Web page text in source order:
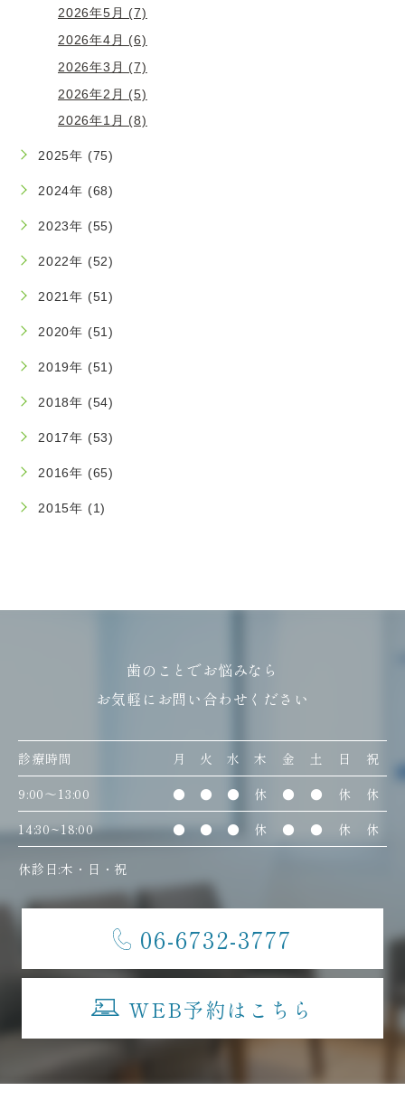
2026年5月 (7)
2026年4月 (6)
2026年3月 (7)
2026年2月 (5)
2026年1月 (8)
2025年 (75)
2024年 (68)
2023年 (55)
2022年 (52)
2021年 (51)
2020年 (51)
2019年 (51)
2018年 (54)
2017年 (53)
2016年 (65)
2015年 (1)
歯のことでお悩みなら
お気軽にお問い合わせください
診療時間 月 火 水 木 金 土 日
祝
9:00〜13:00
● ● ● 休 ● ● 休
休
14:30~18:00
● ● ● 休 ● ● 休 休
休診日:木・日・祝
06-6732-3777
WEB予約はこちら